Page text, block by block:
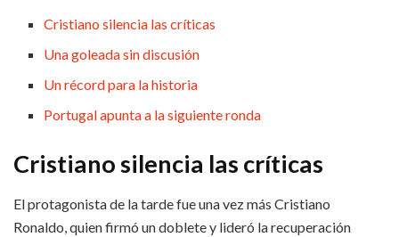
Cristiano silencia las críticas
Una goleada sin discusión
Un récord para la historia
Portugal apunta a la siguiente ronda
Cristiano silencia las críticas
El protagonista de la tarde fue una vez más Cristiano
Ronaldo, quien firmó un doblete y lideró la recuperación